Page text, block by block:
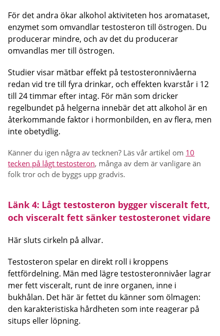
För det andra ökar alkohol aktiviteten hos aromataset,
enzymet som omvandlar testosteron till östrogen. Du
producerar mindre, och av det du producerar
omvandlas mer till östrogen.
Studier visar mätbar effekt på testosteronnivåerna
redan vid tre till fyra drinkar, och effekten kvarstår i 12
till 24 timmar efter intag. För män som dricker
regelbundet på helgerna innebär det att alkohol är en
återkommande faktor i hormonbilden, en av flera, men
inte obetydlig.
Känner du igen några av tecknen? Läs vår artikel om 10
tecken på lågt testosteron, många av dem är vanligare än
folk tror och de byggs upp gradvis.
Länk 4: Lågt testosteron bygger visceralt fett,
och visceralt fett sänker testosteronet vidare
Här sluts cirkeln på allvar.
Testosteron spelar en direkt roll i kroppens
fettfördelning. Män med lägre testosteronnivåer lagrar
mer fett visceralt, runt de inre organen, inne i
bukhålan. Det här är fettet du känner som ölmagen:
den karakteristiska hårdheten som inte reagerar på
situps eller löpning.